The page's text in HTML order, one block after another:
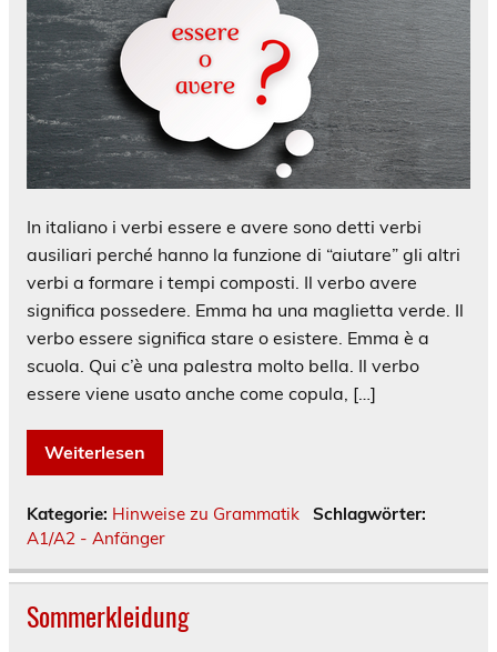
In italiano i verbi essere e avere sono detti verbi
ausiliari perché hanno la funzione di “aiutare” gli altri
verbi a formare i tempi composti. Il verbo avere
significa possedere. Emma ha una maglietta verde. Il
verbo essere significa stare o esistere. Emma è a
scuola. Qui c’è una palestra molto bella. Il verbo
essere viene usato anche come copula, […]
Weiterlesen
Kategorie: Hinweise zu Grammatik
Schlagwörter:
A1/A2 - Anfänger
Sommerkleidung